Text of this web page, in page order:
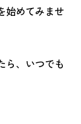
始めてみませ
ら、いつでも